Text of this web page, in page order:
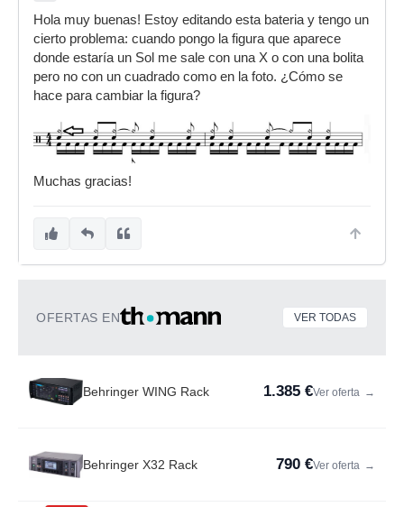
Hola muy buenas! Estoy editando esta bateria y tengo un
cierto problema: cuando pongo la figura que aparece
donde estaría un Sol me sale con una X o con una bolita
pero no con un cuadrado como en la foto. ¿Cómo se
hace para cambiar la figura?
Muchas gracias!
OFERTAS EN VER TODAS
Behringer WING Rack 1.385 €Ver oferta →
Behringer X32 Rack 790 €Ver oferta →